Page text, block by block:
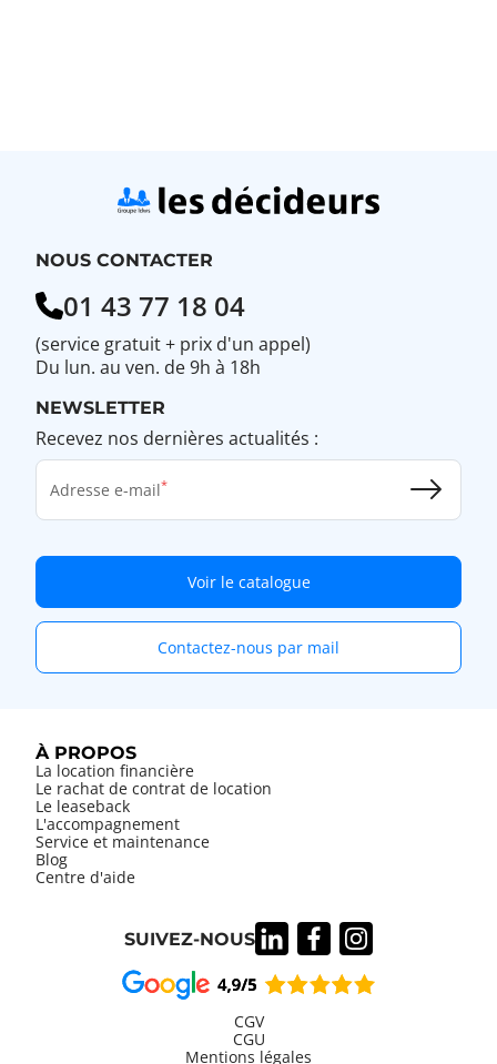
NOUS CONTACTER
01 43 77 18 04
(service gratuit + prix d'un appel)
Du lun. au ven. de 9h à 18h
NEWSLETTER
Recevez nos dernières actualités :
Adresse e-mail
Voir le catalogue
Contactez-nous par mail
À PROPOS
La location financière
Le rachat de contrat de location
Le leaseback
L'accompagnement
Service et maintenance
Blog
Centre d'aide
SUIVEZ-NOUS
CGV
CGU
Mentions légales